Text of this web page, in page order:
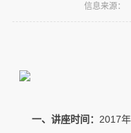
信息来源：
一、 讲座时间： 2017